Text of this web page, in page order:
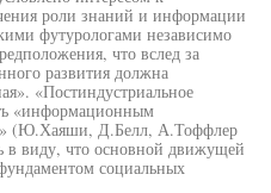
роли знаний и информации
футурологами независимо
что вслед за
развития должна
«Постиндустриальное
«информационным
(Ю.Хаяши, Д.Белл, А.Тоффлер
в виду, что основной движущей
социальных